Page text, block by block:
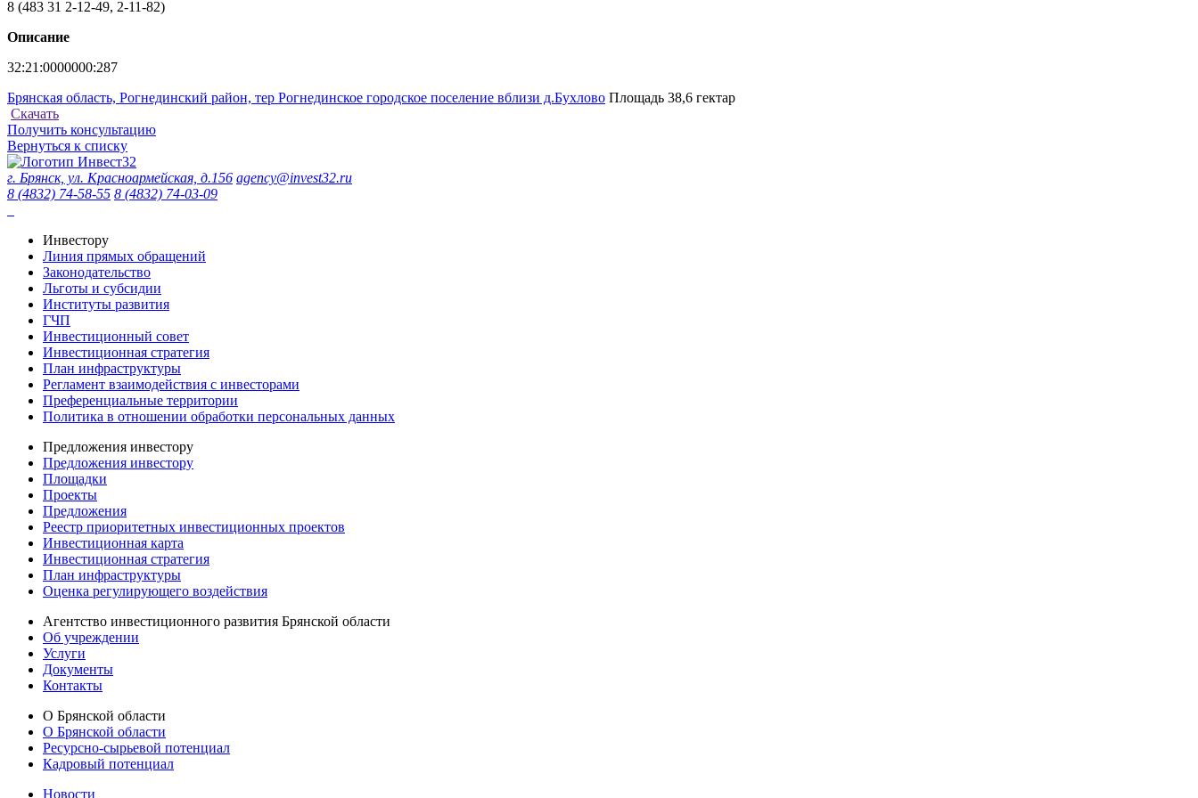
8 (483 31 2-12-49, 2-11-82)
Описание
32:21:0000000:287
Брянская область, Рогнединский район, тер Рогнединское городское поселение вблизи д.Бухлово Площадь 38,6 гектар
Скачать
Получить консультацию
Вернуться к списку
г. Брянск, ул. Красноармейская, д.156 agency@invest32.ru
8 (4832) 74-58-55 8 (4832) 74-03-09
Инвестору
Линия прямых обращений
Законодательство
Льготы и субсидии
Институты развития
ГЧП
Инвестиционный совет
Инвестиционная стратегия
План инфраструктуры
Регламент взаимодействия с инвесторами
Преференциальные территории
Политика в отношении обработки персональных данных
Предложения инвестору
Предложения инвестору
Площадки
Проекты
Предложения
Реестр приоритетных инвестиционных проектов
Инвестиционная карта
Инвестиционная стратегия
План инфраструктуры
Оценка регулирующего воздействия
Агентство инвестиционного развития Брянской области
Об учреждении
Услуги
Документы
Контакты
О Брянской области
О Брянской области
Ресурсно-сырьевой потенциал
Кадровый потенциал
Новости